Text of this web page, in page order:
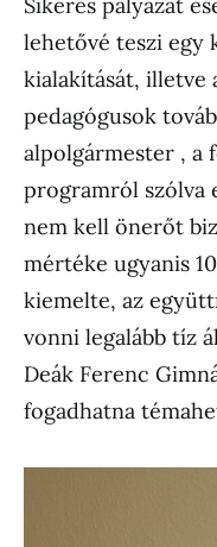
lehetővé teszi egy
kialakítását, illetve
pedagógusok
alpolgármester , a
programról szólva
nem kell önerőt
mértéke ugyanis
kiemelte, az
vonni legalább tíz
Deák Ferenc
fogadhatna